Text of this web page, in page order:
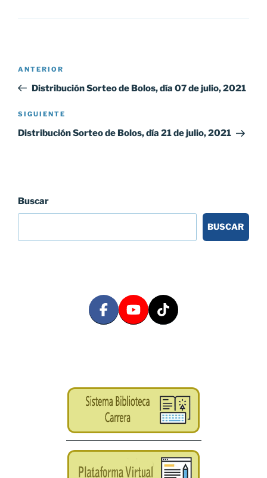
Navegación
entradas
Entrada
anterior:
ANTERIOR
Distribución Sorteo de Bolos, día 07 de julio, 2021
Siguiente
entrada
SIGUIENTE
Distribución Sorteo de Bolos, día 21 de julio, 2021
Buscar
BUSCAR